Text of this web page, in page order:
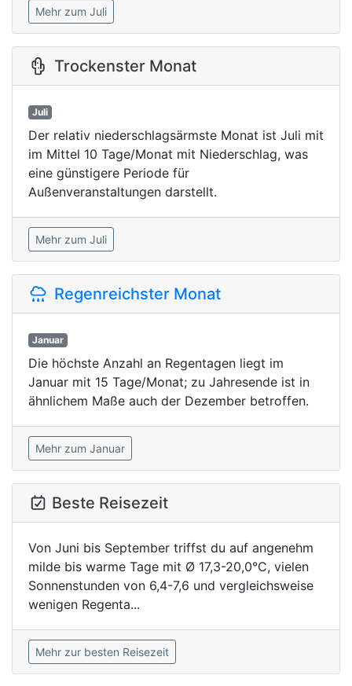
Mehr zum Juli
Trockenster Monat
Juli
Der relativ niederschlagsärmste Monat ist Juli mit
im Mittel 10 Tage/Monat mit Niederschlag, was
eine günstigere Periode für
Außenveranstaltungen darstellt.
Mehr zum Juli
Regenreichster Monat
Januar
Die höchste Anzahl an Regentagen liegt im
Januar mit 15 Tage/Monat; zu Jahresende ist in
ähnlichem Maße auch der Dezember betroffen.
Mehr zum Januar
Beste Reisezeit
Von Juni bis September triffst du auf angenehm
milde bis warme Tage mit Ø 17,3-20,0°C, vielen
Sonnenstunden von 6,4-7,6 und vergleichsweise
wenigen Regenta...
Mehr zur besten Reisezeit